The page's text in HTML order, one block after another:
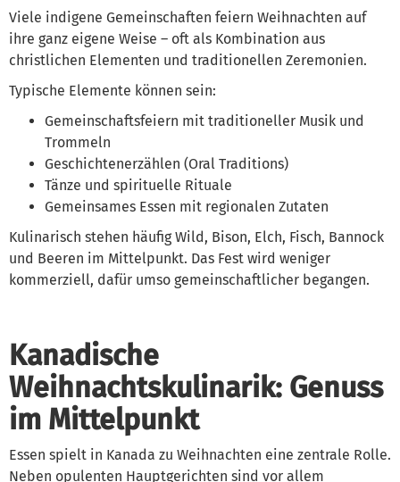
Viele indigene Gemeinschaften feiern Weihnachten auf
ihre ganz eigene Weise – oft als Kombination aus
christlichen Elementen und traditionellen Zeremonien.
Typische Elemente können sein:
Gemeinschaftsfeiern mit traditioneller Musik und
Trommeln
Geschichtenerzählen (Oral Traditions)
Tänze und spirituelle Rituale
Gemeinsames Essen mit regionalen Zutaten
Kulinarisch stehen häufig Wild, Bison, Elch, Fisch, Bannock
und Beeren im Mittelpunkt. Das Fest wird weniger
kommerziell, dafür umso gemeinschaftlicher begangen.
Kanadische
Weihnachtskulinarik: Genuss
im Mittelpunkt
Essen spielt in Kanada zu Weihnachten eine zentrale Rolle.
Neben opulenten Hauptgerichten sind vor allem